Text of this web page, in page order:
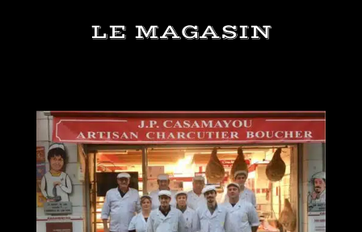
LE MAGASIN